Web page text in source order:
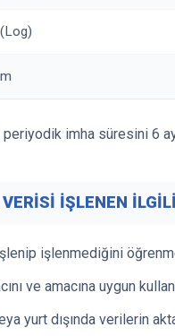
periyodik imha süresini 6
İŞLENEN
işlenmediğini
ve amacına uygun
yurt dışında verilerin